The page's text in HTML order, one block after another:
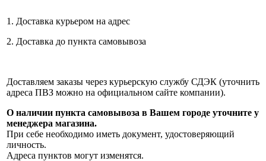
1. Доставка курьером на адрес
2. Доставка до пункта самовывоза
Доставляем заказы через курьерскую службу СДЭК (уточнить
адреса ПВЗ можно на официальном сайте компании).
О наличии пункта самовывоза в Вашем городе уточните у
менеджера магазина.
При себе необходимо иметь документ, удостоверяющий
личность.
Адреса пунктов могут изменятся.